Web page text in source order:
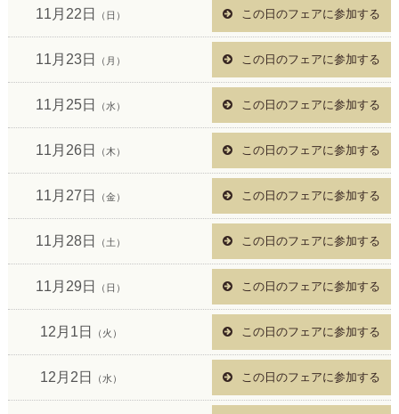
11月22日 （日） この日のフェアに参加する
11月23日 （月） この日のフェアに参加する
11月25日 （水） この日のフェアに参加する
11月26日 （木） この日のフェアに参加する
11月27日 （金） この日のフェアに参加する
11月28日 （土） この日のフェアに参加する
11月29日 （日） この日のフェアに参加する
12月1日 （火） この日のフェアに参加する
12月2日 （水） この日のフェアに参加する